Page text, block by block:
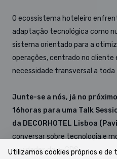
O ecossistema hoteleiro
adaptação tecnológica como
sistema orientado para a
operações, centrado no cliente
necessidade transversal a toda
Junte-se a nós, já no
16horas para uma Talk
da DECORHOTEL Lisboa
conversar sobre tecnologia e
novidades da e-GDS.
Utilizamos cookies próprios e de